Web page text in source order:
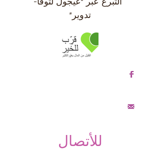
تدوير"
للأتصال